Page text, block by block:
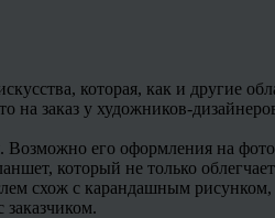
которая, как и
на заказ у художников-
его оформления на
который не только
схож с карандашным